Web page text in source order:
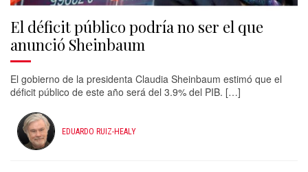
El déficit público podría no ser el que
anunció Sheinbaum
El gobierno de la presidenta Claudia Sheinbaum estimó que el
déficit público de este año será del 3.9% del PIB. […]
EDUARDO RUIZ-HEALY